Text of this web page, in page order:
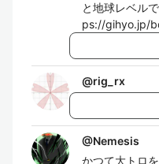
と地球レベル
ps://gihyo.jp/
@rig_rx
@Nemesis
かつて大トロ